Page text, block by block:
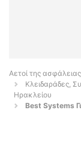
Αετοί της ασφάλειας
Κλειδαράδες,
Ηρακλείου
Best Systems